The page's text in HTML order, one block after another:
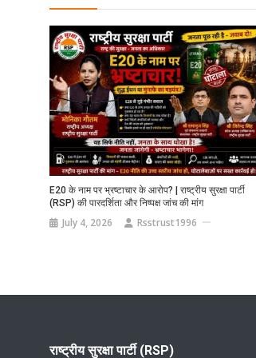
E20 के नाम पर भ्रष्टाचार के आरोप? | राष्ट्रीय सुरक्षा पार्टी
(RSP) की पारदर्शिता और निष्पक्ष जांच की मांग
July 4, 2026 Rsstrust1996
राष्ट्रीय सुरक्षा पार्टी (RSP)